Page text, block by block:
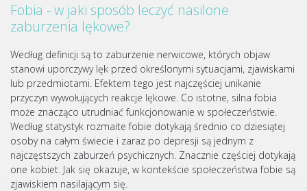
Fobia - w jaki sposób leczyć nasilone
zaburzenia lękowe?
Według definicji są to zaburzenie nerwicowe, których objaw
stanowi uporczywy lęk przed określonymi sytuacjami, zjawiskami
lub przedmiotami. Efektem tego jest najczęściej unikanie
przyczyn wywołujących reakcje lękowe. Co istotne, silna fobia
może znacząco utrudniać funkcjonowanie w społeczeństwie.
Według statystyk rozmaite fobie dotykają średnio co dziesiątej
osoby na całym świecie i zaraz po depresji są jednym z
najczęstszych zaburzeń psychicznych. Znacznie częściej dotykają
one kobiet. Jak się okazuje, w kontekście społeczeństwa fobie są
zjawiskiem nasilającym się.